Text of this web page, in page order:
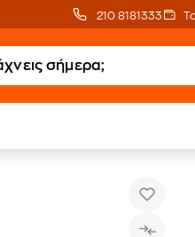
210 8181333
Γεωμετρίας Maped Twist 'n Flex 30